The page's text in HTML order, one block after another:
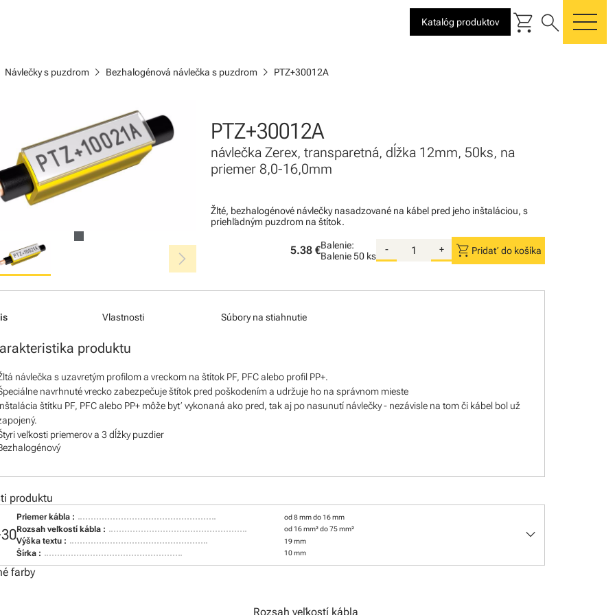
Katalóg produktov shopping_cart search
Návlečky s puzdrom chevron_right Bezhalogénová návlečka s puzdrom chevron_right PTZ+30012A
chevron_right
PTZ+30012A
návlečka Zerex, transparetná, dĺžka 12mm, 50ks, na
priemer 8,0-16,0mm
Žlté, bezhalogénové návlečky nasadzované na kábel pred jeho inštaláciou, s
priehľadným puzdrom na štítok.
5.38 €Balenie:
Balenie50 ks
- + shopping_cart Pridať do košíka
Vlastnosti Súbory na stiahnutie
produktu
návlečka s uzavretým profilom a vreckom na štítok PF, PFC alebo profil PP+.
navrhnuté vrecko zabezpečuje štítok pred poškodením a udržuje ho na správnom mieste
štítku PF, PFC alebo PP+ môže byť vykonaná ako pred, tak aj po nasunutí návlečky - nezávisle na tom či kábel bol už
veľkosti priemerov a 3 dĺžky puzdier
produktu
Priemer kábla : od 8 mm do 16 mm
Rozsah veľkostí kábla : od 16 mm² do 75 mm²
Výška textu : 19 mm
Šírka : 10 mm
keyboard_arrow_down
farby
Rozsah veľkostí kábla